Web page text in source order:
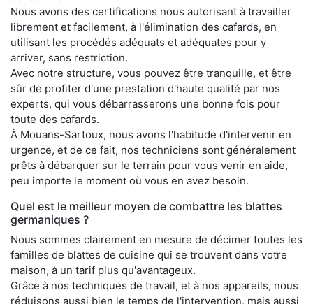
Nous avons des certifications nous autorisant à travailler
librement et facilement, à l'élimination des cafards, en
utilisant les procédés adéquats et adéquates pour y
arriver, sans restriction.
Avec notre structure, vous pouvez être tranquille, et être
sûr de profiter d'une prestation d'haute qualité par nos
experts, qui vous débarrasserons une bonne fois pour
toute des cafards.
À Mouans-Sartoux, nous avons l'habitude d'intervenir en
urgence, et de ce fait, nos techniciens sont généralement
prêts à débarquer sur le terrain pour vous venir en aide,
peu importe le moment où vous en avez besoin.
Quel est le meilleur moyen de combattre les blattes
germaniques ?
Nous sommes clairement en mesure de décimer toutes les
familles de blattes de cuisine qui se trouvent dans votre
maison, à un tarif plus qu'avantageux.
Grâce à nos techniques de travail, et à nos appareils, nous
réduisons aussi bien le temps de l'intervention, mais aussi